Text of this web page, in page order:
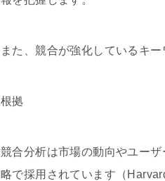
また、競合が強化しているキ
根拠
競合分析は市場の動向やユー
略で採用されています（